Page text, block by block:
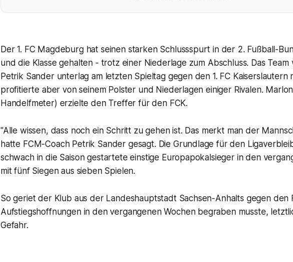
Der 1. FC Magdeburg hat seinen starken Schlussspurt in der 2. Fußball-
und die Klasse gehalten - trotz einer Niederlage zum Abschluss. Das Team
Petrik Sander unterlag am letzten Spieltag gegen den 1. FC Kaiserslautern
profitierte aber von seinem Polster und Niederlagen einiger Rivalen.
Handelfmeter) erzielte den Treffer für den FCK.
"Alle wissen, dass noch ein Schritt zu gehen ist. Das merkt man der
hatte FCM-Coach Petrik Sander gesagt. Die Grundlage für den
schwach in die Saison gestartete einstige Europapokalsieger in den
mit fünf Siegen aus sieben Spielen.
So geriet der Klub aus der Landeshauptstadt Sachsen-Anhalts gegen den
Aufstiegshoffnungen in den vergangenen Wochen begraben musste,
Gefahr.